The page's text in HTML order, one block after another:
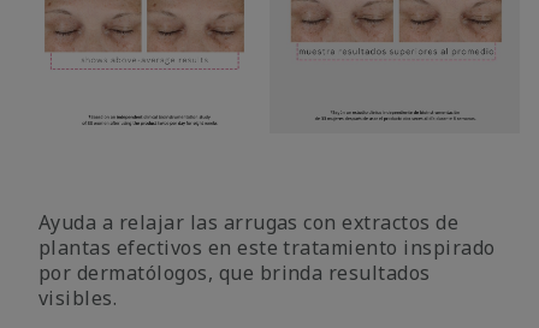
Ayuda a relajar las arrugas con extractos de
plantas efectivos en este tratamiento inspirado
por dermatólogos, que brinda resultados
visibles.